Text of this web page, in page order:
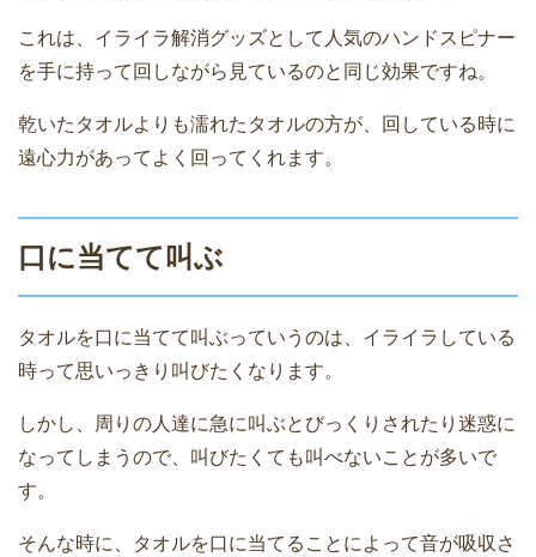
これは、イライラ解消グッズとして人気のハンドスピナー
を手に持って回しながら見ているのと同じ効果ですね。
乾いたタオルよりも濡れたタオルの方が、回している時に
遠心力があってよく回ってくれます。
口に当てて叫ぶ
タオルを口に当てて叫ぶっていうのは、イライラしている
時って思いっきり叫びたくなります。
しかし、周りの人達に急に叫ぶとびっくりされたり迷惑に
なってしまうので、叫びたくても叫べないことが多いで
す。
そんな時に、タオルを口に当てることによって音が吸収さ